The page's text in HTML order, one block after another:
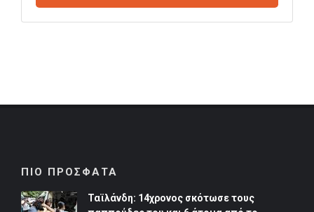
ΠΙΟ ΠΡΟΣΦΑΤΑ
Ταϊλάνδη: 14χρονος σκότωσε τους